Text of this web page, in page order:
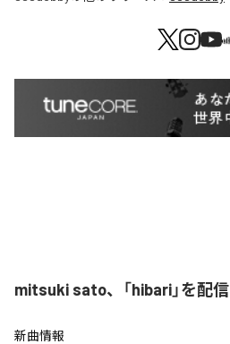
mitsuki sato、「hibari」を配
新曲情報